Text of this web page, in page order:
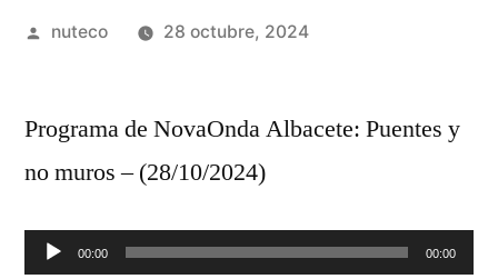
Publicada
nuteco 28 octubre, 2024
Programa de NovaOnda Albacete: Puentes y
no muros – (28/10/2024)
Reproductor
00:00 00:00